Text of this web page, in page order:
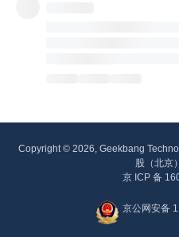
Copyright © 2026, Geekbang
股（北京
京 ICP 备
京公网安备